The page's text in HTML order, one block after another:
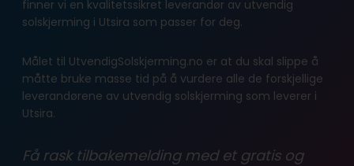
finner vi en kvalitetssikret leverandør av utvendig
solskjerming i Utsira som passer for deg.
Målet til UtvendigSolskjerming.no er at du skal slippe å
måtte bruke masse tid på å vurdere alle de forskjellige
leverandørene av utvendig solskjerming som leverer i
Utsira.
Få rask tilbakemelding med et gratis og